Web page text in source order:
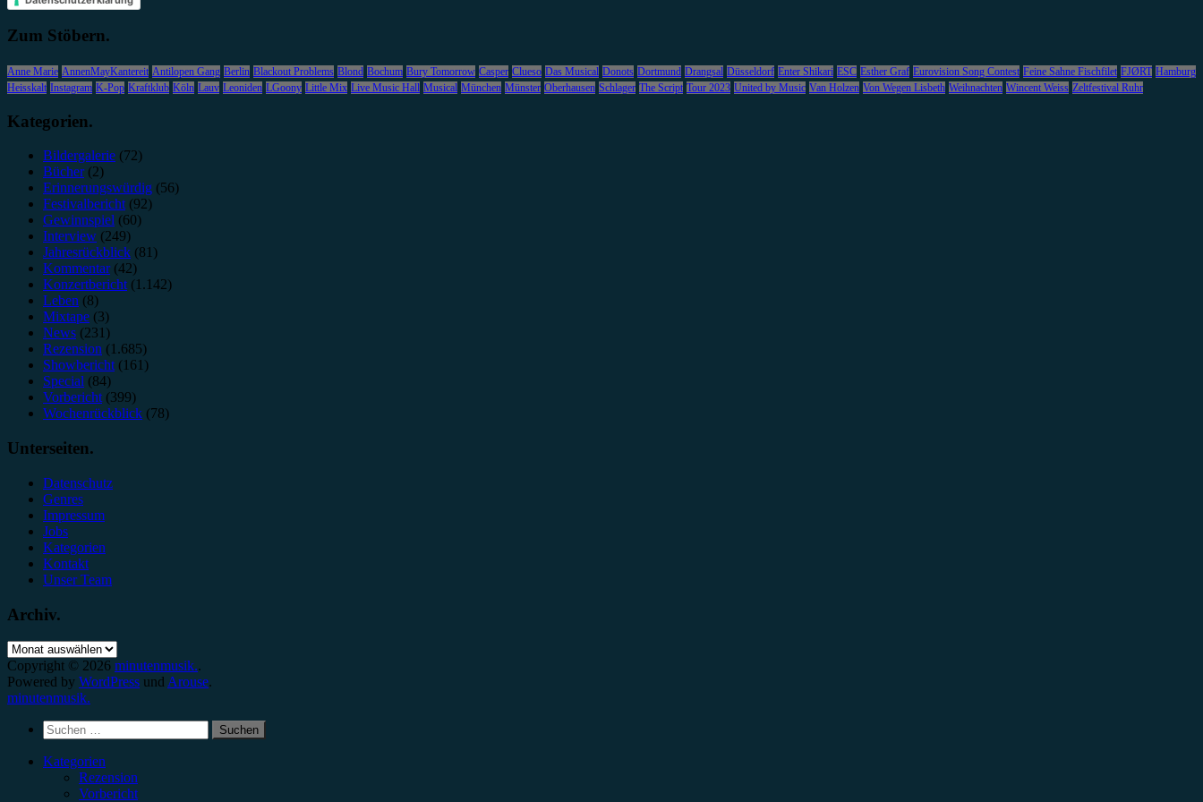
Zum Stöbern.
Anne Marie AnnenMayKantereit Antilopen Gang Berlin Blackout Problems Blond Bochum Bury Tomorrow Casper Clueso Das Musical Donots Dortmund Drangsal Düsseldorf Enter Shikari ESC Esther Graf Eurovision Song Contest Feine Sahne Fischfilet FJØRT Hamburg
Heisskalt Instagram K-Pop Kraftklub Köln Lauv Leoniden LGoony Little Mix Live Music Hall Musical München Münster Oberhausen Schlager The Script Tour 2023 United by Music Van Holzen Von Wegen Lisbeth Weihnachten Wincent Weiss Zeltfestival Ruhr
Kategorien.
Bildergalerie (72)
Bücher(2)
Erinnerungswürdig (56)
Festivalbericht(92)
Gewinnspiel (60)
Interview (249)
Jahresrückblick (81)
Kommentar(42)
Konzertbericht(1.142)
Leben (8)
Mixtape (3)
News (231)
Rezension (1.685)
Showbericht(161)
Special (84)
Vorbericht(399)
Wochenrückblick (78)
Unterseiten.
Datenschutz
Genres
Impressum
Jobs
Kategorien
Kontakt
Unser Team
Archiv.
Archiv.
Copyright © 2026 minutenmusik..
Powered by WordPress und Arouse.
minutenmusik.
Suchen
nach:
Kategorien
Rezension
Vorbericht